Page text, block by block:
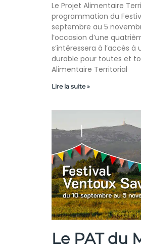
Le Projet Alimentaire
programmation du
septembre au 5
l’occasion d’une
s’intéressera à l’accès
durable pour toutes et
Alimentaire Territorial
Lire la suite »
Le PAT du